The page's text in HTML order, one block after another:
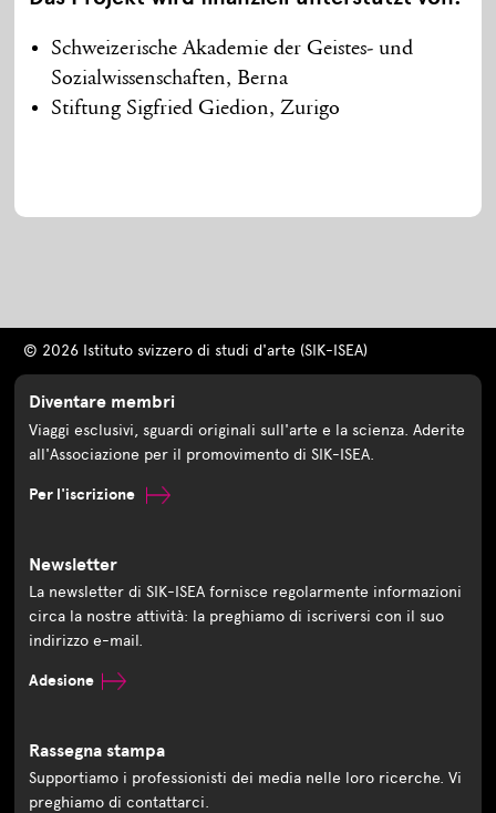
Schweizerische Akademie der Geistes- und
Sozialwissenschaften, Berna
Stiftung Sigfried Giedion, Zurigo
© 2026 Istituto svizzero di studi d'arte (SIK-ISEA)
Diventare membri
Viaggi esclusivi, sguardi originali sull'arte e la scienza. Aderite
all'Associazione per il promovimento di SIK-ISEA.
Per l'iscrizione
Newsletter
La newsletter di SIK-ISEA fornisce regolarmente informazioni
circa la nostre attività: la preghiamo di iscriversi con il suo
indirizzo e-mail.
Adesione
Rassegna stampa
Supportiamo i professionisti dei media nelle loro ricerche. Vi
preghiamo di contattarci.